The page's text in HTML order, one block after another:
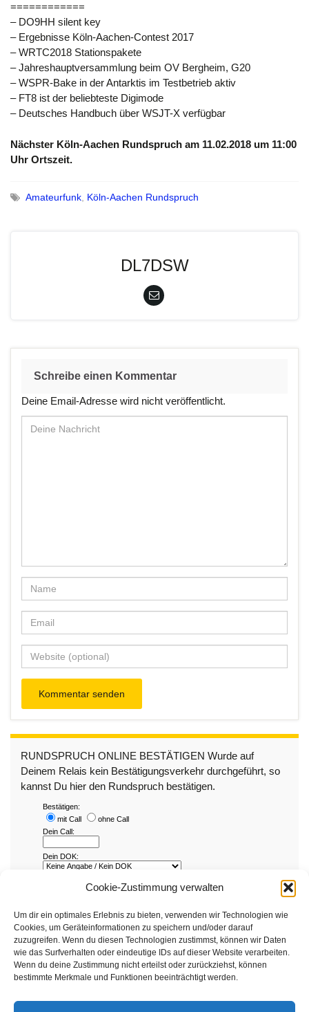
Cookie-Zustimmung verwalten
Um dir ein optimales Erlebnis zu bieten, verwenden wir Technologien wie
Cookies, um Geräteinformationen zu speichern und/oder darauf
zuzugreifen. Wenn du diesen Technologien zustimmst, können wir Daten
wie das Surfverhalten oder eindeutige IDs auf dieser Website verarbeiten.
Wenn du deine Zustimmung nicht erteilst oder zurückziehst, können
bestimmte Merkmale und Funktionen beeinträchtigt werden.
============
– DO9HH silent key
– Ergebnisse Köln-Aachen-Contest 2017
– WRTC2018 Stationspakete
– Jahreshauptversammlung beim OV Bergheim, G20
– WSPR-Bake in der Antarktis im Testbetrieb aktiv
– FT8 ist der beliebteste Digimode
– Deutsches Handbuch über WSJT-X verfügbar
Nächster Köln-Aachen Rundspruch am 11.02.2018 um 11:00
Uhr Ortszeit.
Amateurfunk Köln-Aachen Rundspruch
DL7DSW
Schreibe einen Kommentar
Deine Email-Adresse wird nicht veröffentlicht.
RUNDSPRUCH ONLINE BESTÄTIGEN Wurde auf
Deinem Relais kein Bestätigungsverkehr durchgeführt, so
kannst Du hier den Rundspruch bestätigen.